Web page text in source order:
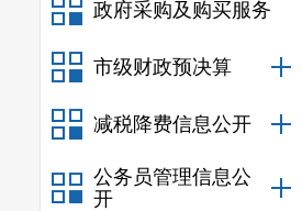
政府采购及购买服务
市级财政预决算
减税降费信息公开
公务员管理信息公
开